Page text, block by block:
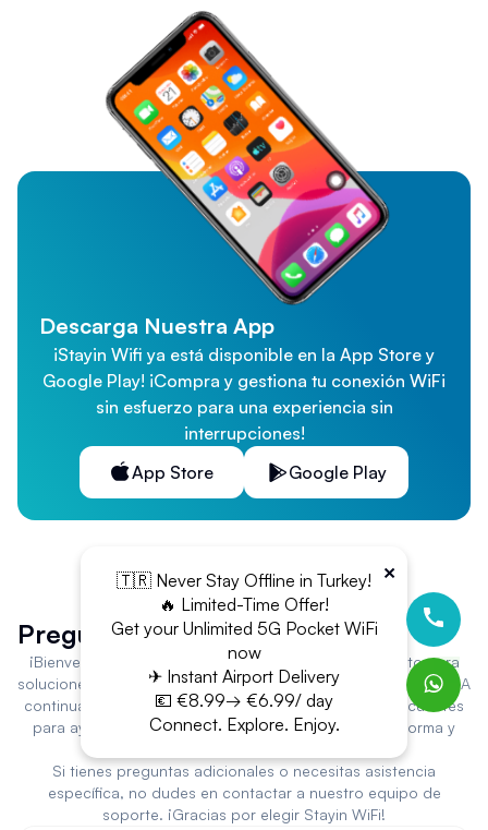
Descarga Nuestra App
¡Stayin Wifi ya está disponible en la App Store y
Google Play! ¡Compra y gestiona tu conexión WiFi
sin esfuerzo para una experiencia sin
interrupciones!
App Store
Google Play
Preguntas Frecuentes
¡Bienvenido a Stayin WiFi! Has llegado al lugar correcto para
soluciones de alquiler de WiFi portátil fiables y fáciles de usar. A
continuación, encontrarás respuestas a preguntas frecuentes
para ayudarte a aprovechar al máximo nuestra plataforma y
Si tienes preguntas adicionales o necesitas asistencia
específica, no dudes en contactar a nuestro equipo de
soporte. ¡Gracias por elegir Stayin WiFi!
×
🇹🇷 Never Stay Offline in Turkey!
🔥 Limited-Time Offer!
Get your Unlimited 5G Pocket WiFi
now
✈ Instant Airport Delivery
💶 €8.99→ €6.99/ day
Connect. Explore. Enjoy.